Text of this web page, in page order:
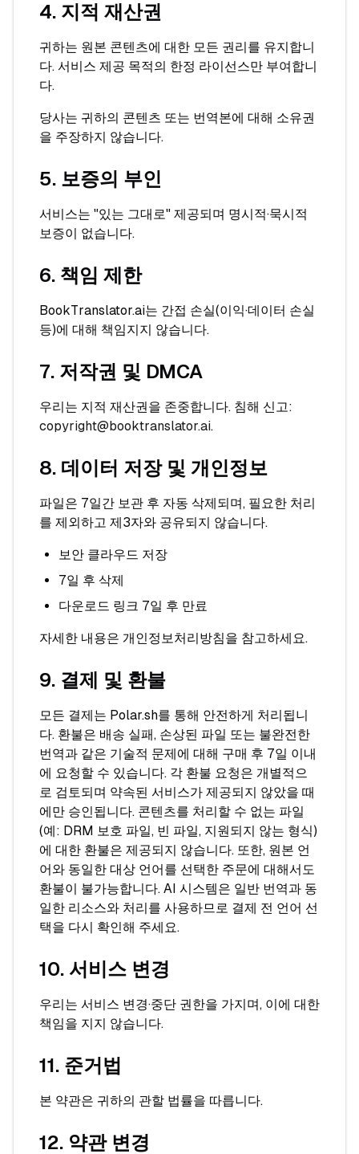
4. 지적 재산권
귀하는 원본 콘텐츠에 대한 모든 권리를 유지합니
다. 서비스 제공 목적의 한정 라이선스만 부여합니
다.
당사는 귀하의 콘텐츠 또는 번역본에 대해 소유권
을 주장하지 않습니다.
5. 보증의 부인
서비스는 "있는 그대로" 제공되며 명시적·묵시적
보증이 없습니다.
6. 책임 제한
BookTranslator.ai는 간접 손실(이익·데이터 손실
등)에 대해 책임지지 않습니다.
7. 저작권 및 DMCA
우리는 지적 재산권을 존중합니다. 침해 신고:
copyright@booktranslator.ai.
8. 데이터 저장 및 개인정보
파일은 7일간 보관 후 자동 삭제되며, 필요한 처리
를 제외하고 제3자와 공유되지 않습니다.
보안 클라우드 저장
7일 후 삭제
다운로드 링크 7일 후 만료
자세한 내용은 개인정보처리방침을 참고하세요.
9. 결제 및 환불
모든 결제는 Polar.sh를 통해 안전하게 처리됩니
다. 환불은 배송 실패, 손상된 파일 또는 불완전한
번역과 같은 기술적 문제에 대해 구매 후 7일 이내
에 요청할 수 있습니다. 각 환불 요청은 개별적으
로 검토되며 약속된 서비스가 제공되지 않았을 때
에만 승인됩니다. 콘텐츠를 처리할 수 없는 파일
(예: DRM 보호 파일, 빈 파일, 지원되지 않는 형식)
에 대한 환불은 제공되지 않습니다. 또한, 원본 언
어와 동일한 대상 언어를 선택한 주문에 대해서도
환불이 불가능합니다. AI 시스템은 일반 번역과 동
일한 리소스와 처리를 사용하므로 결제 전 언어 선
택을 다시 확인해 주세요.
10. 서비스 변경
우리는 서비스 변경·중단 권한을 가지며, 이에 대한
책임을 지지 않습니다.
11. 준거법
본 약관은 귀하의 관할 법률을 따릅니다.
12. 약관 변경